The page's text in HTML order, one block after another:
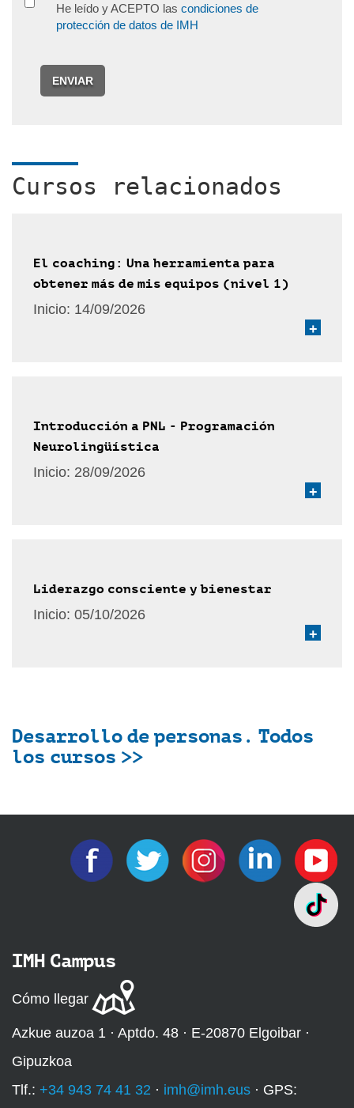
He leído y ACEPTO las condiciones de
protección de datos de IMH
ENVIAR
Cursos relacionados
El coaching: Una herramienta para
obtener más de mis equipos (nivel 1)
Inicio: 14/09/2026
+
Introducción a PNL - Programación
Neurolingüística
Inicio: 28/09/2026
+
Liderazgo consciente y bienestar
Inicio: 05/10/2026
+
Desarrollo de personas. Todos
los cursos >>
IMH Campus
Cómo llegar
Azkue auzoa 1 · Aptdo. 48 · E-20870 Elgoibar ·
Gipuzkoa
Tlf.: +34 943 74 41 32 · imh@imh.eus · GPS: